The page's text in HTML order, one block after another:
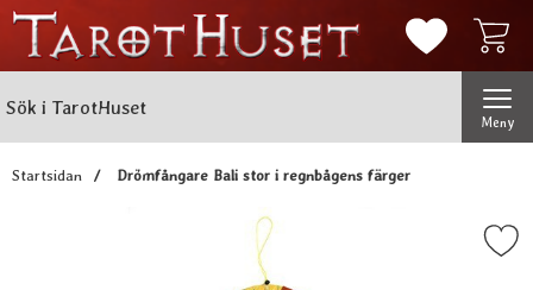
Mina
Meny
Startsidan Drömfångare Bali stor i regnbågens färger
Markera drömfångare Bali stor i